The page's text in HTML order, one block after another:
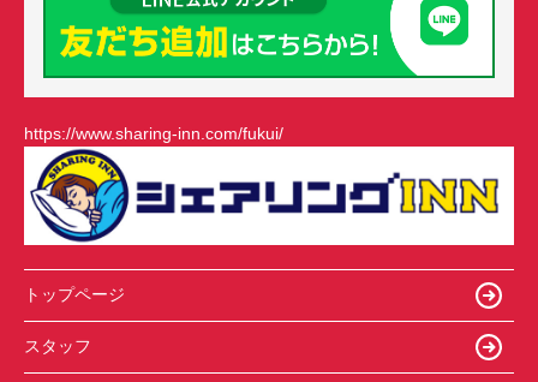
https://www.sharing-inn.com/fukui/
トップページ
スタッフ